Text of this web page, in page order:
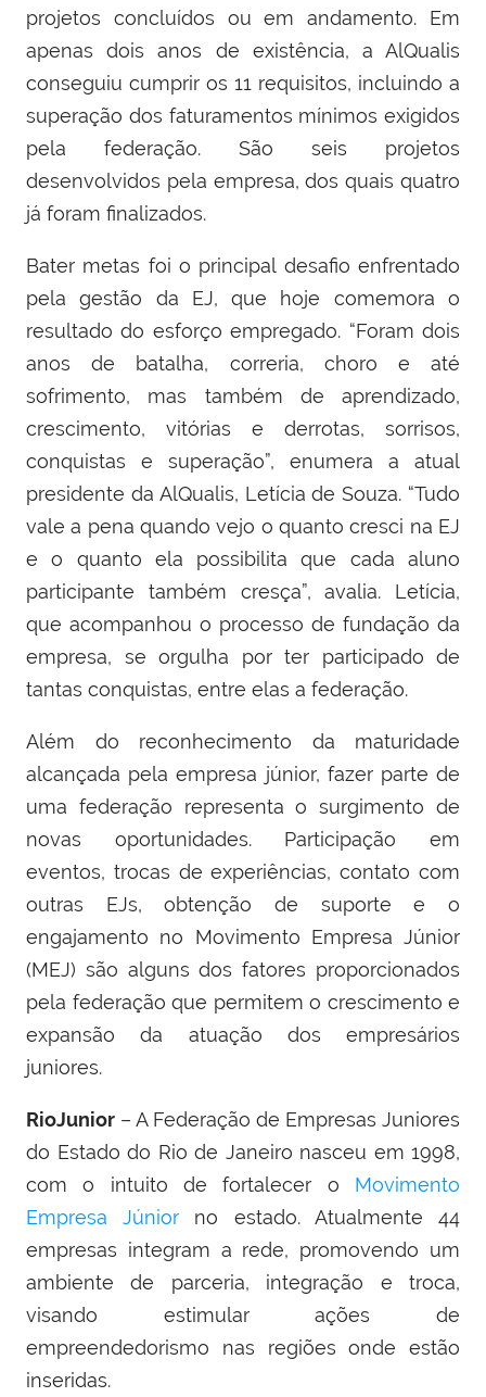
projetos concluídos ou em andamento. Em
apenas dois anos de existência, a AlQualis
conseguiu cumprir os 11 requisitos, incluindo a
superação dos faturamentos mínimos exigidos
pela federação. São seis projetos
desenvolvidos pela empresa, dos quais quatro
já foram finalizados.
Bater metas foi o principal desafio enfrentado
pela gestão da EJ, que hoje comemora o
resultado do esforço empregado. “Foram dois
anos de batalha, correria, choro e até
sofrimento, mas também de aprendizado,
crescimento, vitórias e derrotas, sorrisos,
conquistas e superação”, enumera a atual
presidente da AlQualis, Letícia de Souza. “Tudo
vale a pena quando vejo o quanto cresci na EJ
e o quanto ela possibilita que cada aluno
participante também cresça”, avalia. Letícia,
que acompanhou o processo de fundação da
empresa, se orgulha por ter participado de
tantas conquistas, entre elas a federação.
Além do reconhecimento da maturidade
alcançada pela empresa júnior, fazer parte de
uma federação representa o surgimento de
novas oportunidades. Participação em
eventos, trocas de experiências, contato com
outras EJs, obtenção de suporte e o
engajamento no Movimento Empresa Júnior
(MEJ) são alguns dos fatores proporcionados
pela federação que permitem o crescimento e
expansão da atuação dos empresários
juniores.
RioJunior – A Federação de Empresas Juniores
do Estado do Rio de Janeiro nasceu em 1998,
com o intuito de fortalecer o Movimento
Empresa Júnior no estado. Atualmente 44
empresas integram a rede, promovendo um
ambiente de parceria, integração e troca,
visando estimular ações de
empreendedorismo nas regiões onde estão
inseridas.